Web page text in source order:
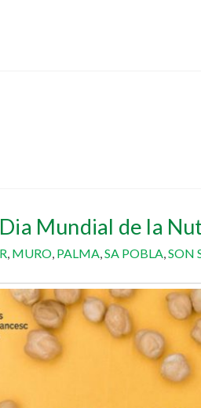
Mundial de la
, MURO, PALMA,SA POBLA,SON